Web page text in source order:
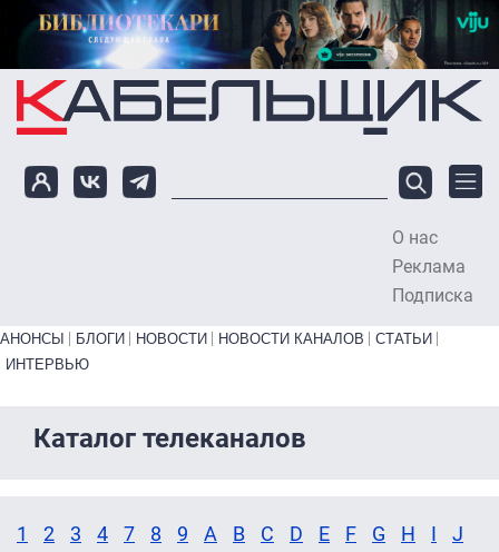
Перейти к основному содержанию
О нас
Реклама
Подписка
Primary links bottom
АНОНСЫ БЛОГИ НОВОСТИ НОВОСТИ КАНАЛОВ
СТАТЬИ
ИНТЕРВЬЮ
Каталог телеканалов
1 2 3 4 7 8 9 A B C D E F G H I
J